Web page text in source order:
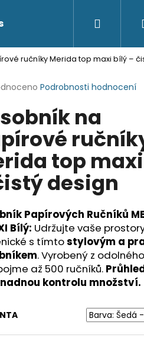
ručníky Merida top maxi bílý –
Podrobnosti hodnocení
na
top
design
Papírových Ručníků
Bílý: Udržujte vaše
s tímtostylovým a
. Vyrobený z
až 500 ručníků.
kontrolu množství.